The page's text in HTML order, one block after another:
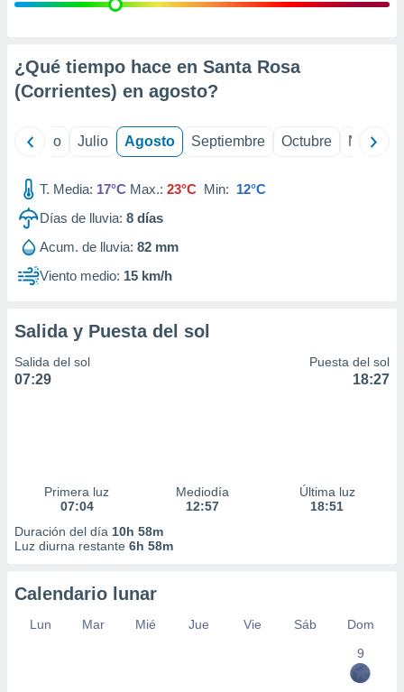
e
mediante
publicidad
de
1199
¿Qué tiempo hace en Santa Rosa
(Corrientes) en agosto?
Junio Julio Agosto Septiembre Octubre
T. Media: 17°C Max.: 23°C Min: 12°C
Días de lluvia: 8 días
Acum. de lluvia: 82 mm
Viento medio: 15 km/h
Salida y Puesta del sol
Salida del sol
07:29
Puesta del sol
18:27
Primera luz
07:04
Mediodía
12:57
Última luz
18:51
Duración del día 10h 58m
Luz diurna restante 6h 58m
Calendario lunar
Lun Mar Mié Jue Vie Sáb
Dom
9